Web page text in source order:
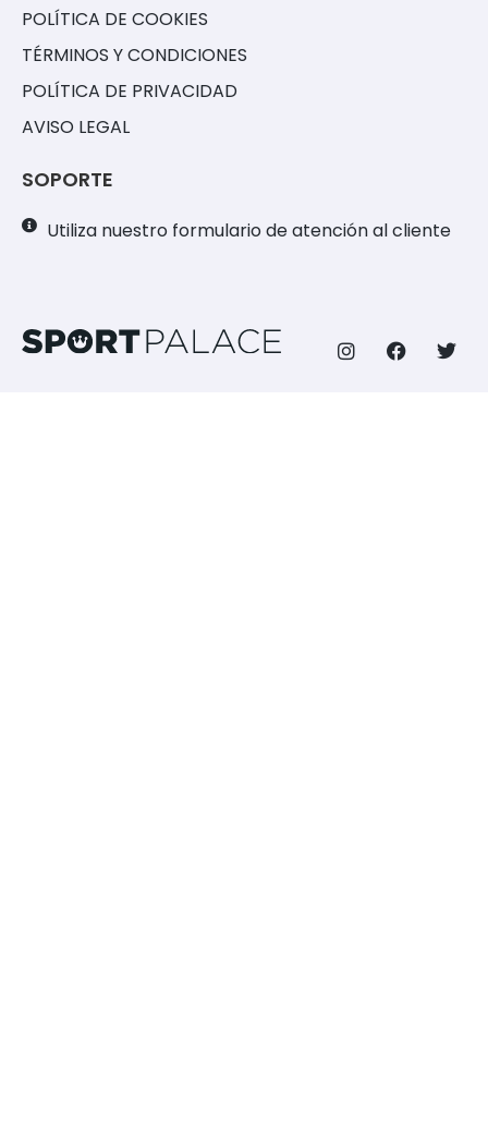
POLÍTICA DE COOKIES
TÉRMINOS Y CONDICIONES
POLÍTICA DE PRIVACIDAD
AVISO LEGAL
SOPORTE
Utiliza nuestro formulario de atención al cliente